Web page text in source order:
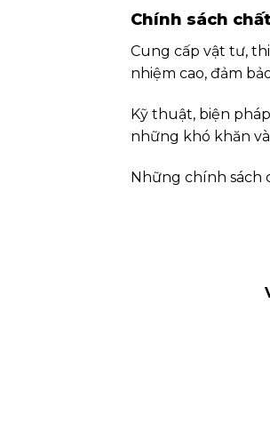
Chính sách
Cung cấp vật tư,
nhiệm cao, đảm
Kỹ thuật, biện
những khó khăn
Những chính sách